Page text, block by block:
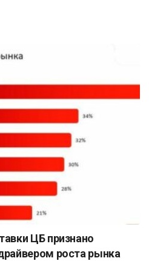
ЦБ признано
роста рынка